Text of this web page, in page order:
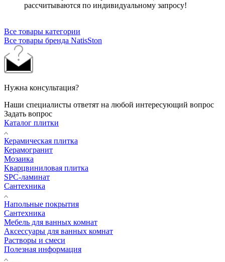
рассчитываются по индивидуальному запросу!
Все товары категории
Все товары бренда NatisSton
Нужна консультация?
Наши специалисты ответят на любой интересующий вопрос
Задать вопрос
Каталог плитки
Керамическая плитка
Керамогранит
Мозаика
Кварцвиниловая плитка
SPC-ламинат
Сантехника
Напольные покрытия
Сантехника
Мебель для ванных комнат
Аксессуары для ванных комнат
Растворы и смеси
Полезная информация